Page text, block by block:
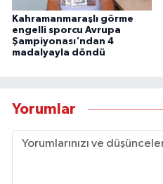
Kahramanmaraşlı görme
engelli sporcu Avrupa
Şampiyonası'ndan 4
madalyayla döndü
Yorumlar